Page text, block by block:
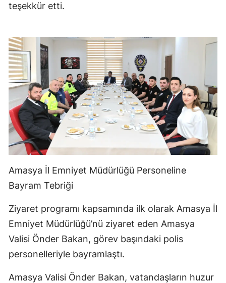
teşekkür etti.
Amasya İl Emniyet Müdürlüğü Personeline
Bayram Tebriği
Ziyaret programı kapsamında ilk olarak Amasya İl
Emniyet Müdürlüğü’nü ziyaret eden Amasya
Valisi Önder Bakan, görev başındaki polis
personelleriyle bayramlaştı.
Amasya Valisi Önder Bakan, vatandaşların huzur